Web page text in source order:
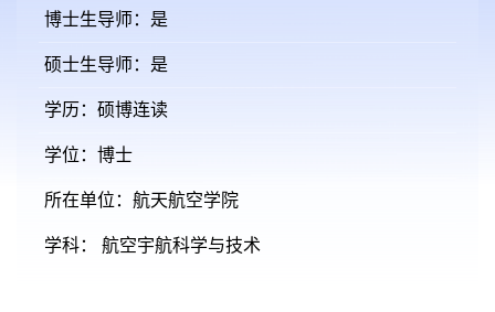
博士生导师：是
硕士生导师：是
学历：硕博连读
学位：博士
所在单位：航天航空学院
学科： 航空宇航科学与技术